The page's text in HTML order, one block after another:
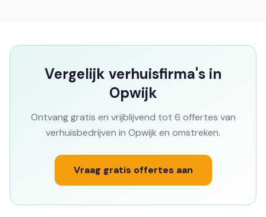
Vergelijk verhuisfirma's in
Opwijk
Ontvang gratis en vrijblijvend tot 6 offertes van
verhuisbedrijven in Opwijk en omstreken.
Vraag gratis offertes aan